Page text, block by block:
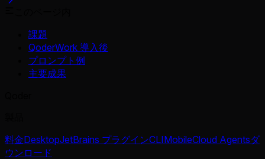
課題
QoderWork 導入後
プロンプト例
主要成果
料金DesktopJetBrains プラグインCLIMobileCloud Agentsダ
ウンロード